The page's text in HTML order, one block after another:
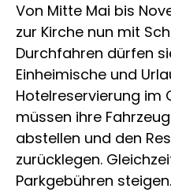
Von Mitte Mai bis
zur Kirche nun mit
Durchfahren dürfen
Einheimische und
Hotelreservierung im
müssen ihre
abstellen und den
zurücklegen.
Parkgebühren steigen.